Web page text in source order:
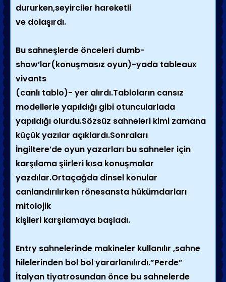
dururken,seyirciler hareketli
ve dolaşırdı.
Bu sahneşlerde önceleri dumb-
show’lar(konuşmasız oyun)-yada tableaux
vivants
(canlı tablo)- yer alırdı.Tabloların cansız
modellerle yapıldığı gibi otuncularlada
yapıldığı olurdu.Sözsüz sahneleri kimi zamana
küçük yazılar açıklardı.Sonraları
İngiltere’de oyun yazarları bu sahneler için
karşılama şiirleri kısa konuşmalar
yazdılar.Ortaçağda dinsel konular
canlandırılırken rönesansta hükümdarları
mitolojik
kişileri karşılamaya başladı.
Entry sahnelerinde makineler kullanılır ,sahne
hilelerinden bol bol yararlanılırdı.”Perde”
İtalyan tiyatrosundan önce bu sahnelerde